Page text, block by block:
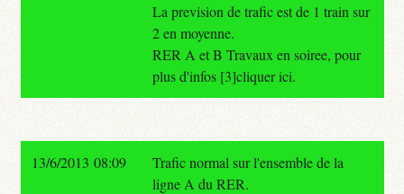
La prevision de trafic est de 1 train sur
2 en moyenne.
RER A et B Travaux en soiree, pour
plus d'infos [3]cliquer ici.
13/6/2013 08:09
Trafic normal sur l'ensemble de la
ligne A du RER.